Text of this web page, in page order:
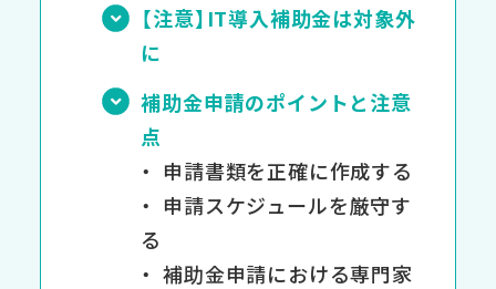
【注意】IT導入補助金は対象外
に
補助金申請のポイントと注意
点
申請書類を正確に作成する
申請スケジュールを厳守す
る
補助金申請における専門家